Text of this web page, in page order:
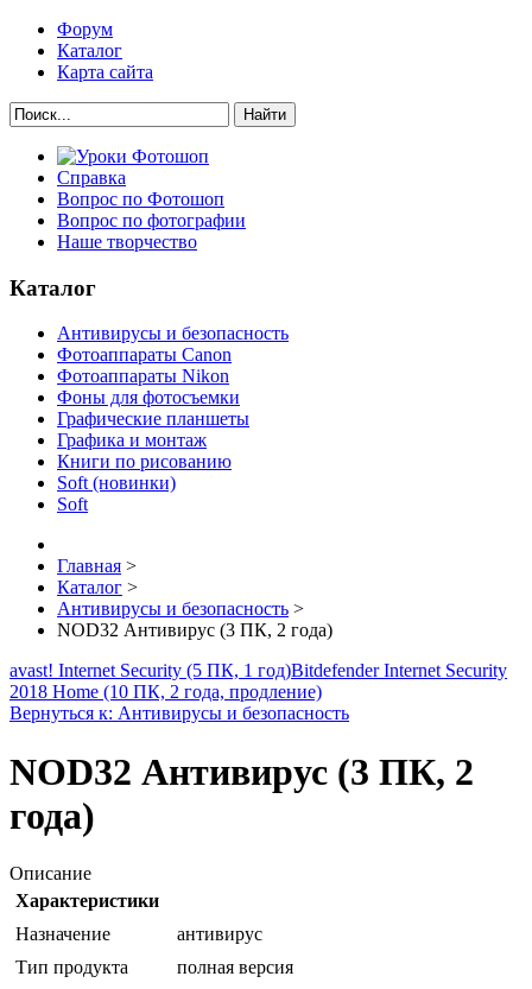
Форум
Каталог
Карта сайта
Найти
Справка
Вопрос по Фотошоп
Вопрос по фотографии
Наше творчество
Каталог
Антивирусы и безопасность
Фотоаппараты Canon
Фотоаппараты Nikon
Фоны для фотосъемки
Графические планшеты
Графика и монтаж
Книги по рисованию
Soft (новинки)
Soft
Главная >
Каталог >
Антивирусы и безопасность >
NOD32 Антивирус (3 ПК, 2 года)
avast! Internet Security (5 ПК, 1 год)Bitdefender Internet Security
2018 Home (10 ПК, 2 года, продление)
Вернуться к: Антивирусы и безопасность
NOD32 Антивирус (3 ПК, 2
года)
Описание
Характеристики
Назначение
антивирус
Тип продукта
полная версия